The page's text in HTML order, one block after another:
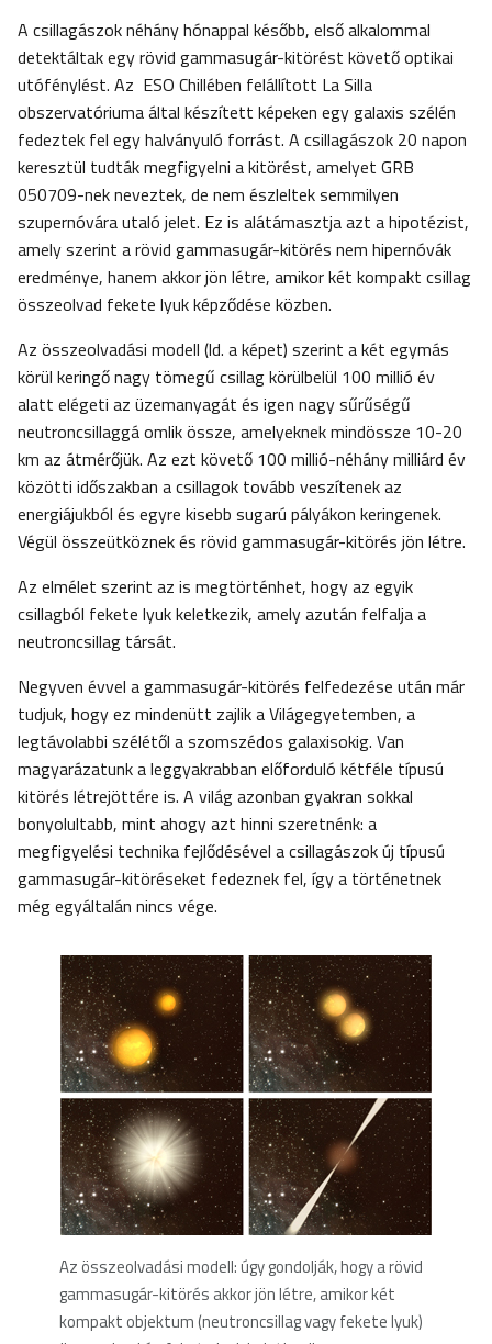
A csillagászok néhány hónappal később, első alkalommal
detektáltak egy rövid gammasugár-kitörést követő optikai
utófénylést. Az ESO Chillében felállított La Silla
obszervatóriuma által készített képeken egy galaxis szélén
fedeztek fel egy halványuló forrást. A csillagászok 20 napon
keresztül tudták megfigyelni a kitörést, amelyet GRB
050709-nek neveztek, de nem észleltek semmilyen
szupernóvára utaló jelet. Ez is alátámasztja azt a hipotézist,
amely szerint a rövid gammasugár-kitörés nem hipernóvák
eredménye, hanem akkor jön létre, amikor két kompakt csillag
összeolvad fekete lyuk képződése közben.
Az összeolvadási modell (ld. a képet) szerint a két egymás
körül keringő nagy tömegű csillag körülbelül 100 millió év
alatt elégeti az üzemanyagát és igen nagy sűrűségű
neutroncsillaggá omlik össze, amelyeknek mindössze 10-20
km az átmérőjük. Az ezt követő 100 millió-néhány milliárd év
közötti időszakban a csillagok tovább veszítenek az
energiájukból és egyre kisebb sugarú pályákon keringenek.
Végül összeütköznek és rövid gammasugár-kitörés jön létre.
Az elmélet szerint az is megtörténhet, hogy az egyik
csillagból fekete lyuk keletkezik, amely azután felfalja a
neutroncsillag társát.
Negyven évvel a gammasugár-kitörés felfedezése után már
tudjuk, hogy ez mindenütt zajlik a Világegyetemben, a
legtávolabbi szélétől a szomszédos galaxisokig. Van
magyarázatunk a leggyakrabban előforduló kétféle típusú
kitörés létrejöttére is. A világ azonban gyakran sokkal
bonyolultabb, mint ahogy azt hinni szeretnénk: a
megfigyelési technika fejlődésével a csillagászok új típusú
gammasugár-kitöréseket fedeznek fel, így a történetnek
még egyáltalán nincs vége.
Az összeolvadási modell: úgy gondolják, hogy a rövid
gammasugár-kitörés akkor jön létre, amikor két
kompakt objektum (neutroncsillag vagy fekete lyuk)